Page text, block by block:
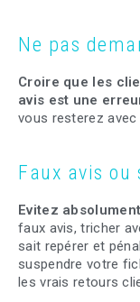
Ne pas
Croire que les
avis est une
vous resterez
Faux avis ou
Evitez
faux avis, tricher
sait repérer et
suspendre votre
les vrais retours